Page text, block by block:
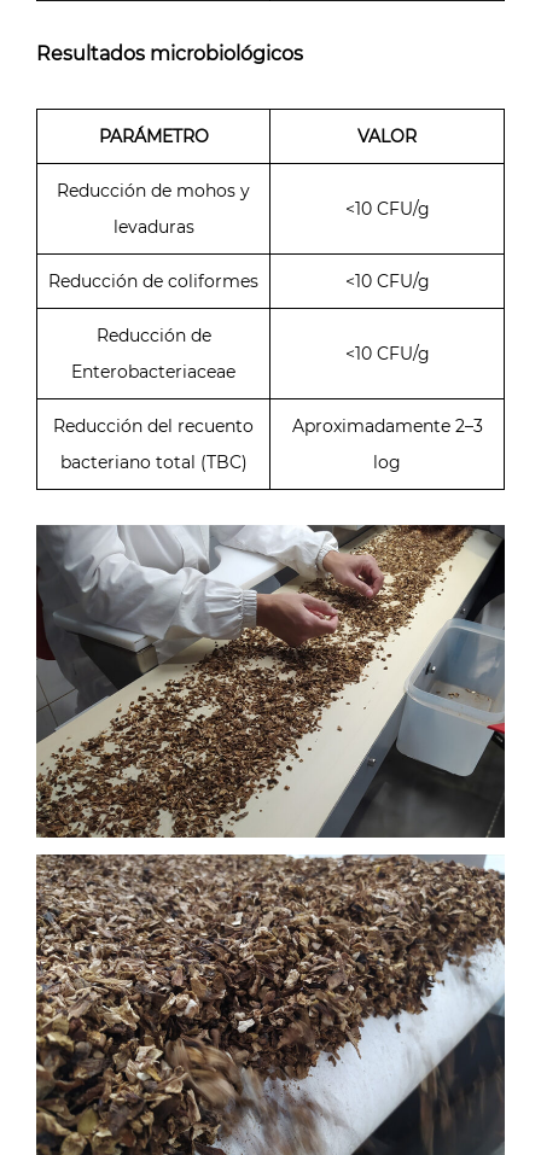
Resultados microbiológicos
PARÁMETRO VALOR
Reducción de mohos y
levaduras
<10 CFU/g
Reducción de coliformes <10 CFU/g
Reducción de
Enterobacteriaceae
<10 CFU/g
Reducción del recuento
bacteriano total (TBC)
Aproximadamente 2–3
log